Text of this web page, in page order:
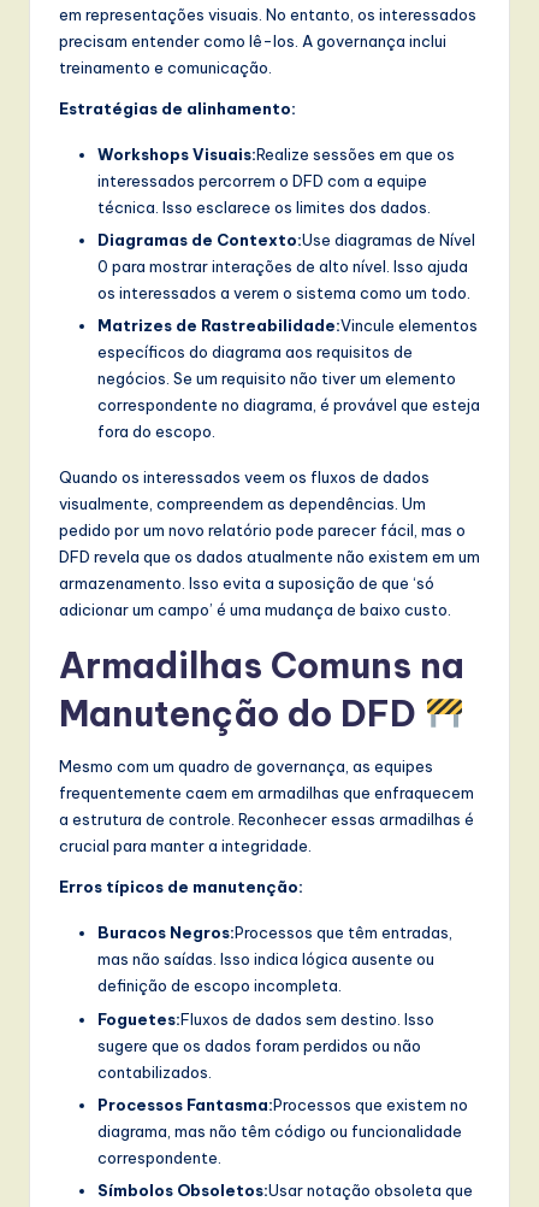
em representações visuais. No entanto, os interessados
precisam entender como lê-los. A governança inclui
treinamento e comunicação.
Estratégias de alinhamento:
Workshops Visuais:Realize sessões em que os
interessados percorrem o DFD com a equipe
técnica. Isso esclarece os limites dos dados.
Diagramas de Contexto:Use diagramas de Nível
0 para mostrar interações de alto nível. Isso ajuda
os interessados a verem o sistema como um todo.
Matrizes de Rastreabilidade:Vincule elementos
específicos do diagrama aos requisitos de
negócios. Se um requisito não tiver um elemento
correspondente no diagrama, é provável que esteja
fora do escopo.
Quando os interessados veem os fluxos de dados
visualmente, compreendem as dependências. Um
pedido por um novo relatório pode parecer fácil, mas o
DFD revela que os dados atualmente não existem em um
armazenamento. Isso evita a suposição de que ‘só
adicionar um campo’ é uma mudança de baixo custo.
Armadilhas Comuns na
Manutenção do DFD
Mesmo com um quadro de governança, as equipes
frequentemente caem em armadilhas que enfraquecem
a estrutura de controle. Reconhecer essas armadilhas é
crucial para manter a integridade.
Erros típicos de manutenção:
Buracos Negros:Processos que têm entradas,
mas não saídas. Isso indica lógica ausente ou
definição de escopo incompleta.
Foguetes:Fluxos de dados sem destino. Isso
sugere que os dados foram perdidos ou não
contabilizados.
Processos Fantasma:Processos que existem no
diagrama, mas não têm código ou funcionalidade
correspondente.
Símbolos Obsoletos:Usar notação obsoleta que